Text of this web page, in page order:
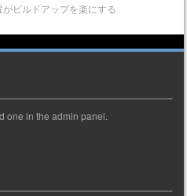
ビルドアップを楽にする
one in the admin panel.